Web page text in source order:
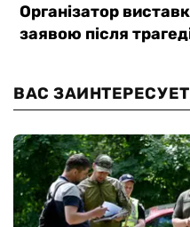
ВАС ЗАИНТЕРЕСУЕТ